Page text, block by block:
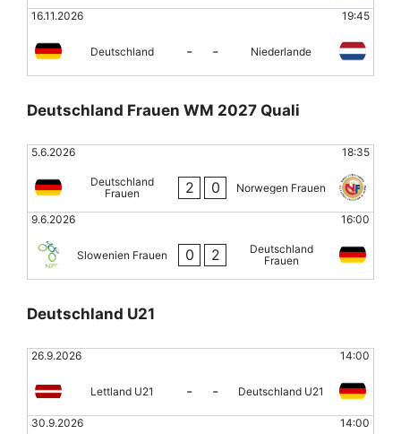
16.11.2026 19:45
Deutschland - - Niederlande
Deutschland Frauen WM 2027 Quali
5.6.2026 18:35
Deutschland
Frauen
2 0 Norwegen Frauen
9.6.2026 16:00
Slowenien Frauen 0 2
Deutschland
Frauen
Deutschland U21
26.9.2026 14:00
Lettland U21 - - Deutschland U21
30.9.2026 14:00